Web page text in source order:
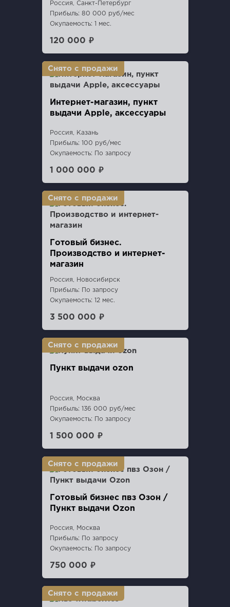
Россия, Санкт-Петербург
Прибыль: 80 000 руб/мес
Окупаемость: 1 мес.
120 000 ₽
Интернет-магазин, пункт
выдачи Apple, аксессуары
Россия, Казань
Прибыль: 100 руб/мес
Окупаемость: По запросу
1 000 000 ₽
Готовый бизнес.
Производство и интернет-
магазин
Россия, Новосибирск
Прибыль: По запросу
Окупаемость: 12 мес.
3 500 000 ₽
Пункт выдачи ozon
Россия, Москва
Прибыль: 136 000 руб/мес
Окупаемость: По запросу
1 500 000 ₽
Готовый бизнес пвз Озон /
Пункт выдачи Ozon
Россия, Москва
Прибыль: По запросу
Окупаемость: По запросу
750 000 ₽